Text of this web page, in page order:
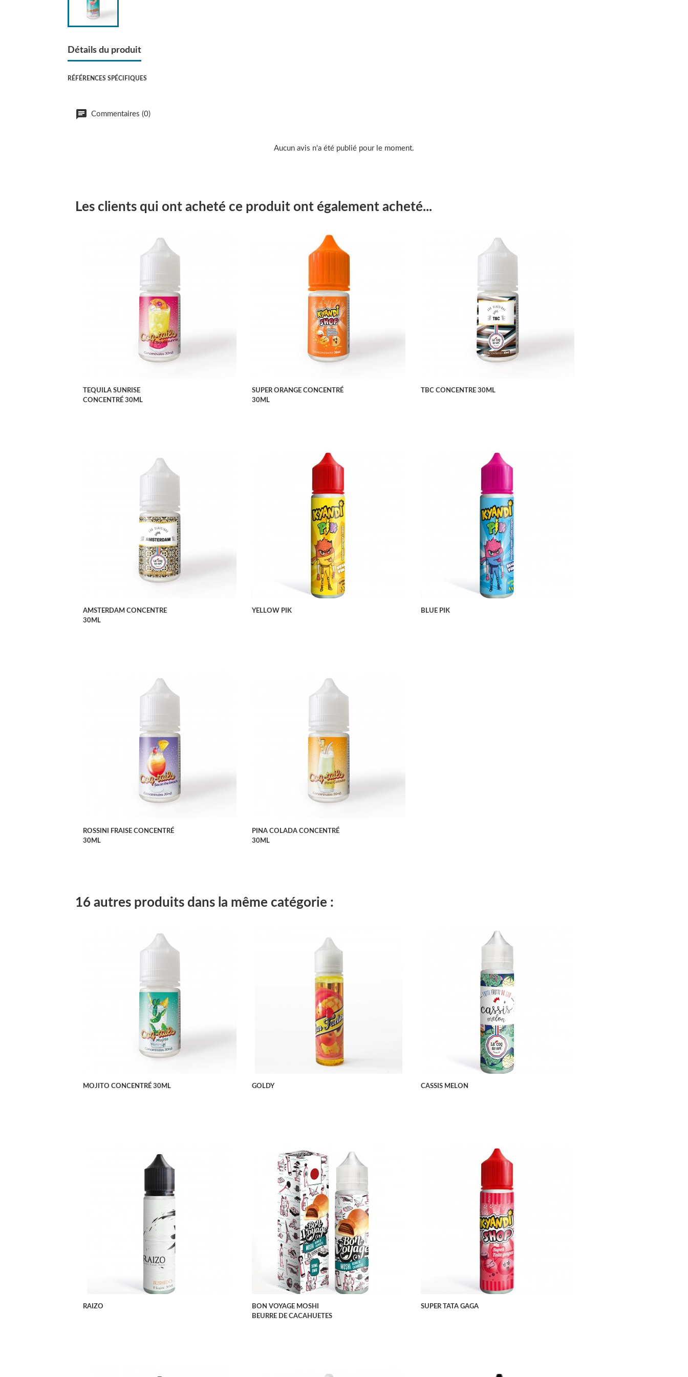
Détails du produit
RÉFÉRENCES SPÉCIFIQUES
Commentaires (0)
Aucun avis n'a été publié pour le moment.
Les clients qui ont acheté ce produit ont également acheté...
TEQUILA SUNRISE
CONCENTRÉ 30ML
APERÇU RAPIDE
SUPER ORANGE CONCENTRÉ
30ML
APERÇU RAPIDE
TBC CONCENTRE 30ML
APERÇU RAPIDE
AMSTERDAM CONCENTRE
30ML
APERÇU RAPIDE
YELLOW PIK BLUE PIK
ROSSINI FRAISE CONCENTRÉ
30ML
APERÇU RAPIDE
PINA COLADA CONCENTRÉ
30ML
APERÇU RAPIDE
16 autres produits dans la même catégorie :
MOJITO CONCENTRÉ 30ML
APERÇU RAPIDE
GOLDY CASSIS MELON
RAIZO
BON VOYAGE MOSHI
BEURRE DE CACAHUETES
APERÇU RAPIDE
SUPER TATA GAGA
APERÇU RAPIDE